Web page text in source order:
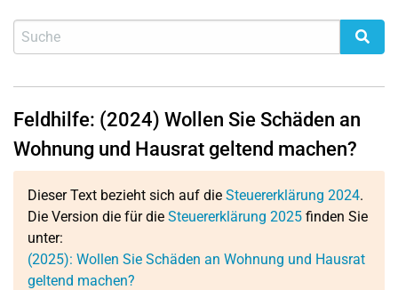
Feldhilfe: (2024) Wollen Sie Schäden an
Wohnung und Hausrat geltend machen?
Dieser Text bezieht sich auf die Steuererklärung 2024.
Die Version die für die Steuererklärung 2025 finden Sie
unter:
(2025): Wollen Sie Schäden an Wohnung und Hausrat
geltend machen?